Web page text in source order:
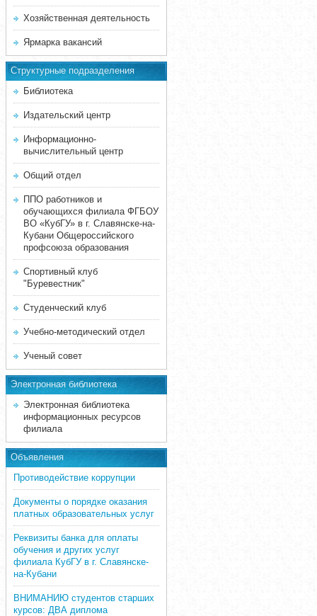
Хозяйственная деятельность
Ярмарка вакансий
Структурные подразделения
Библиотека
Издательский центр
Информационно-
вычислительный центр
Общий отдел
ППО работников и
обучающихся филиала ФГБОУ
ВО «КубГУ» в г. Славянске-на-
Кубани Общероссийского
профсоюза образования
Спортивный клуб
"Буревестник"
Студенческий клуб
Учебно-методический отдел
Ученый совет
Электронная библиотека
Электронная библиотека
информационных ресурсов
филиала
Объявления
Противодействие коррупции
Документы о порядке оказания
платных образовательных услуг
Реквизиты банка для оплаты
обучения и других услуг
филиала КубГУ в г. Славянске-
на-Кубани
ВНИМАНИЮ студентов старших
курсов: ДВА диплома